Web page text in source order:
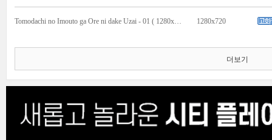
Tomodachi no Imouto ga Ore ni dake Uzai - 01 ( 1280x720 ).mkv 1280x720
더보기